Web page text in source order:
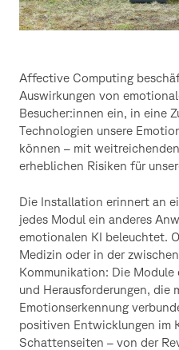
Affective Computing
Auswirkungen von
Besucher:innen ein, in eine
Technologien unsere
können – mit
erheblichen Risiken für
Die Installation erinnert an
jedes Modul ein anderes
emotionalen KI beleuchtet.
Medizin oder in der
Kommunikation: Die
und Herausforderungen, die
Emotionserkennung
positiven Entwicklungen im
Schattenseiten – von der